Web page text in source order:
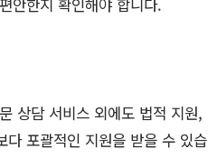
안한지 확인해야 합니다.
상담 서비스 외에도 법적 지원,
다 포괄적인 지원을 받을 수 있습